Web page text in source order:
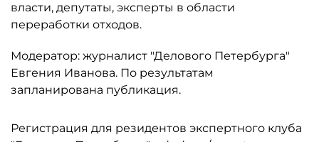
власти, депутаты, эксперты в области
переработки отходов.
Модератор: журналист "Делового Петербурга"
Евгения Иванова. По результатам
запланирована публикация.
Регистрация для резидентов экспертного клуба